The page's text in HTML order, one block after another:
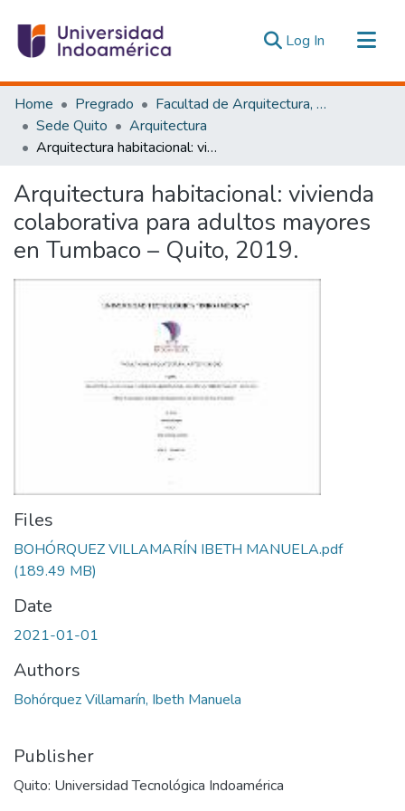
Log In (current)
Communities & Collections
All of DSpace
Statistics
Home Pregrado
Facultad de Arquitectura, Artes y Diseño
Sede Quito
Arquitectura
Arquitectura habitacional: vivienda colaborativa para adultos mayores en Tumbaco – Quito, 2019.
Arquitectura habitacional: vivienda
colaborativa para adultos mayores
en Tumbaco – Quito, 2019.
Files
BOHÓRQUEZ VILLAMARÍN IBETH MANUELA.pdf
(189.49 MB)
Date
2021-01-01
Authors
Bohórquez Villamarín, Ibeth Manuela
Publisher
Quito: Universidad Tecnológica Indoamérica